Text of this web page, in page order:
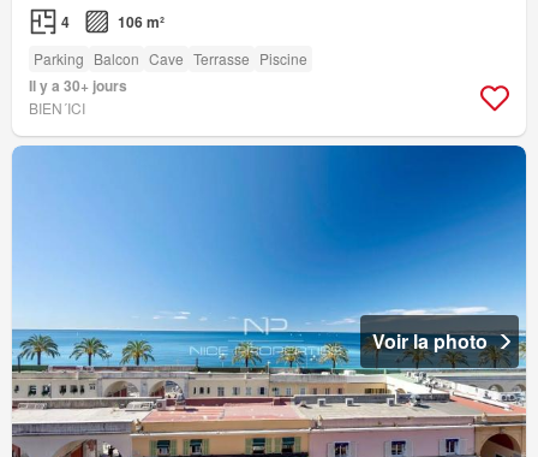
4 106 m²
Parking Balcon Cave Terrasse Piscine
Il y a 30+ jours
BIEN´ICI
Voir la photo